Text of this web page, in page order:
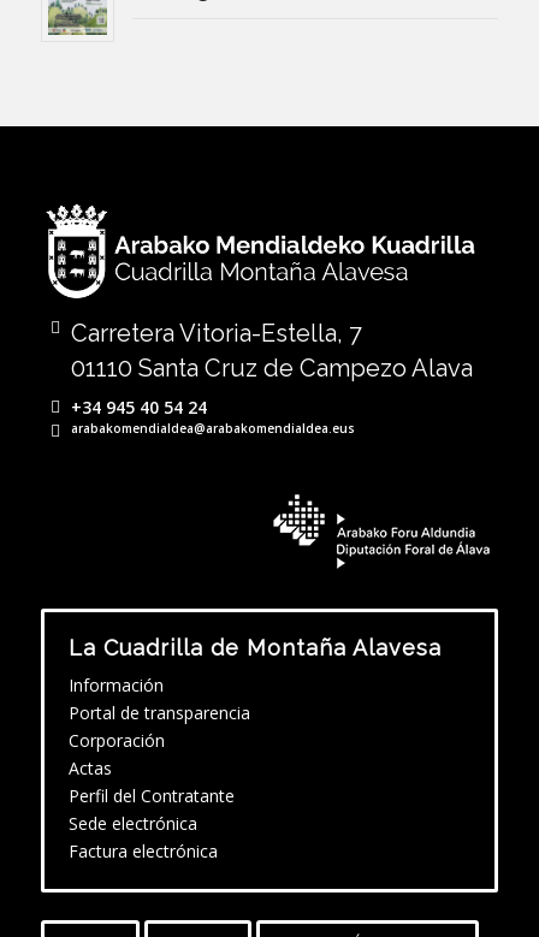
Carretera Vitoria-Estella, 7
01110 Santa Cruz de Campezo Alava
+34 945 40 54 24
arabakomendialdea@arabakomendialdea.eus
La Cuadrilla de Montaña Alavesa
Información
Portal de transparencia
Corporación
Actas
Perfil del Contratante
Sede electrónica
Factura electrónica